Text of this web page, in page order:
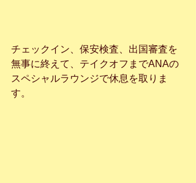
チェックイン、保安検査、出国審査を
無事に終えて、テイクオフまでANAの
スペシャルラウンジで休息を取りま
す。